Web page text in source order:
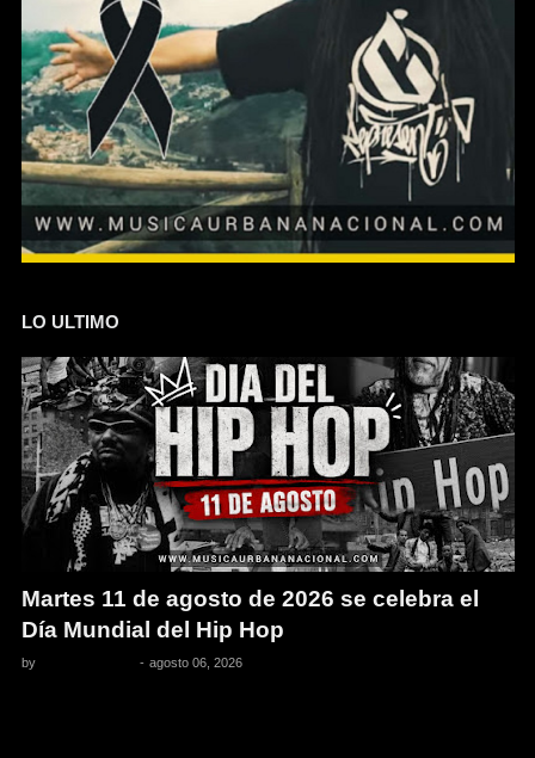
LO ULTIMO
Martes 11 de agosto de 2026 se celebra el
Día Mundial del Hip Hop
by - agosto 06, 2026